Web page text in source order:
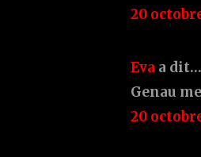
20
Eva a dit…
Genau
20